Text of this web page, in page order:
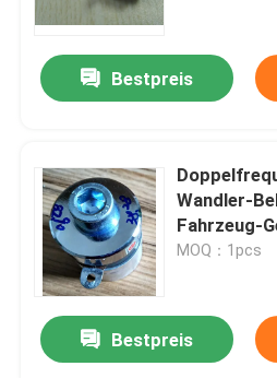
Bestpreis
Wandler-
Fahrzeug-
MOQ：1pcs
Bestpreis